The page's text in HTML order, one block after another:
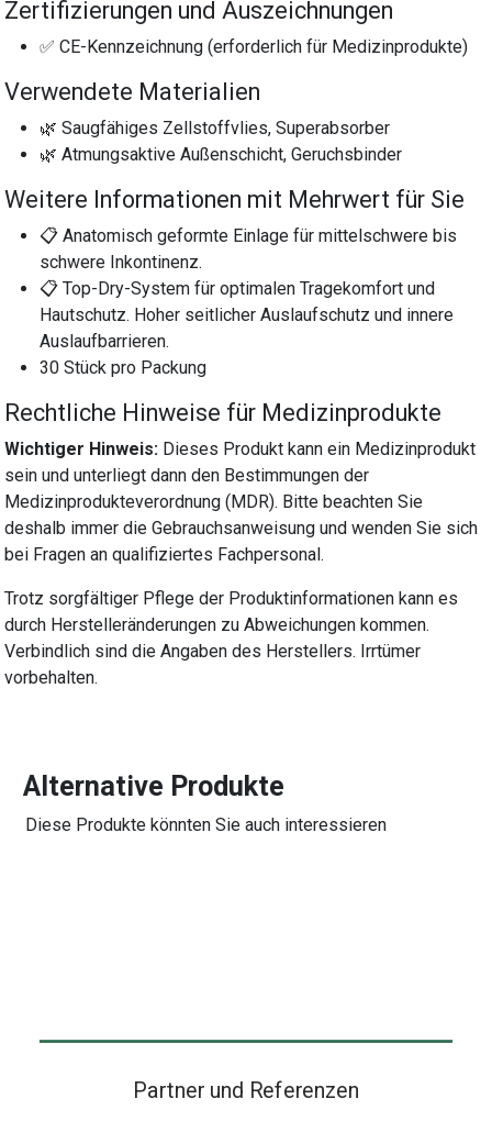
Zertifizierungen und Auszeichnungen
✅ CE-Kennzeichnung (erforderlich für Medizinprodukte)
Verwendete Materialien
🌿 Saugfähiges Zellstoffvlies, Superabsorber
🌿 Atmungsaktive Außenschicht, Geruchsbinder
Weitere Informationen mit Mehrwert für Sie
📋 Anatomisch geformte Einlage für mittelschwere bis
schwere Inkontinenz.
📋 Top-Dry-System für optimalen Tragekomfort und
Hautschutz. Hoher seitlicher Auslaufschutz und innere
Auslaufbarrieren.
30 Stück pro Packung
Rechtliche Hinweise für Medizinprodukte
Wichtiger Hinweis: Dieses Produkt kann ein Medizinprodukt
sein und unterliegt dann den Bestimmungen der
Medizinprodukteverordnung (MDR). Bitte beachten Sie
deshalb immer die Gebrauchsanweisung und wenden Sie sich
bei Fragen an qualifiziertes Fachpersonal.
Trotz sorgfältiger Pflege der Produktinformationen kann es
durch Herstelleränderungen zu Abweichungen kommen.
Verbindlich sind die Angaben des Herstellers. Irrtümer
vorbehalten.
Alternative Produkte
Diese Produkte könnten Sie auch interessieren
Partner und Referenzen